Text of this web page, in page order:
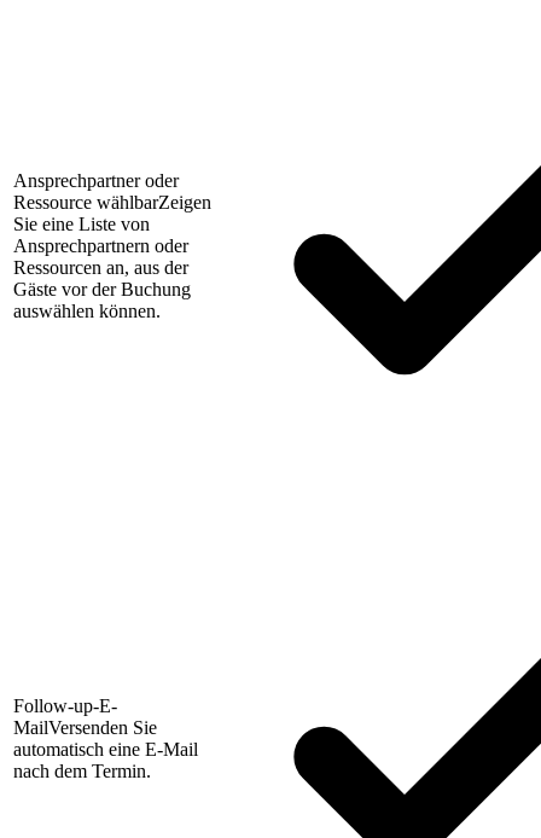
Ansprechpartner oder
Ressource wählbarZeigen
Sie eine Liste von
Ansprechpartnern oder
Ressourcen an, aus der
Gäste vor der Buchung
auswählen können.
Follow-up-E-
MailVersenden Sie
automatisch eine E-Mail
nach dem Termin.